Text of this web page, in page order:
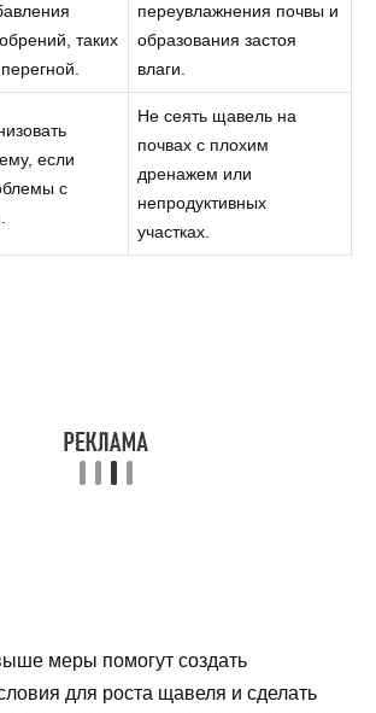
таких
переувлажнения почвы и
образования застоя
влаги.
если
с
Не сеять щавель на
почвах с плохим
дренажем или
непродуктивных
участках.
меры помогут создать
для роста щавеля и сделать